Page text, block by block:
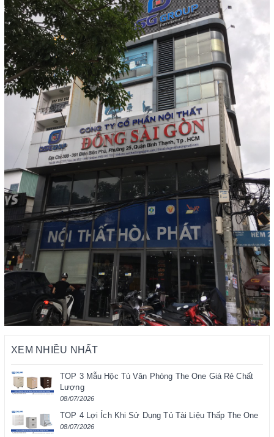
XEM NHIỀU NHẤT
TOP 3 Mẫu Hộc Tủ Văn Phòng The One Giá Rẻ Chất
Lượng
08/07/2026
TOP 4 Lợi Ích Khi Sử Dụng Tủ Tài Liệu Thấp The One
08/07/2026